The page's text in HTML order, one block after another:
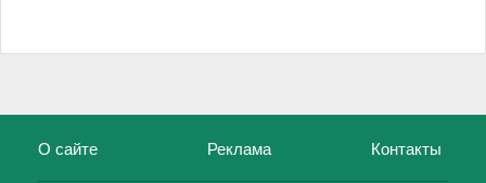
О сайте Реклама Контакты